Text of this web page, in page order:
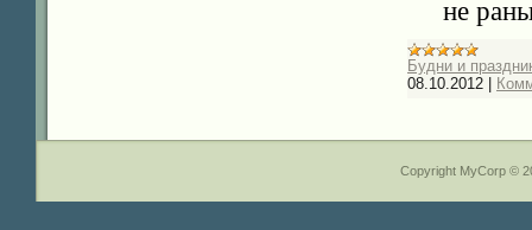
не
Будни и
08.10.2012 |
Copyright MyCorp ©